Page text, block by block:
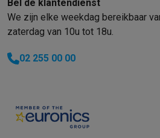
Bel de klantendienst
We zijn elke weekdag bereikbaar
zaterdag van 10u tot 18u.
02 255 00 00